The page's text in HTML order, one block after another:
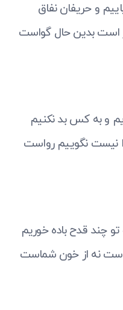
و حریفان نفاق
است بدین حال گواست
و به کس بد نکنیم
نیست نگوییم رواست
چند قدح باده خوریم
است نه از خون شماست